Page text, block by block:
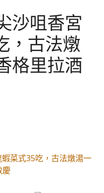
沙咀香宮
，古法燉
格里拉酒